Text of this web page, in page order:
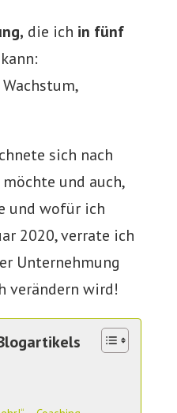
die ich in fünf
sich nach
und auch,
und wofür ich
2020, verrate ich
Unternehmung
verändern wird!